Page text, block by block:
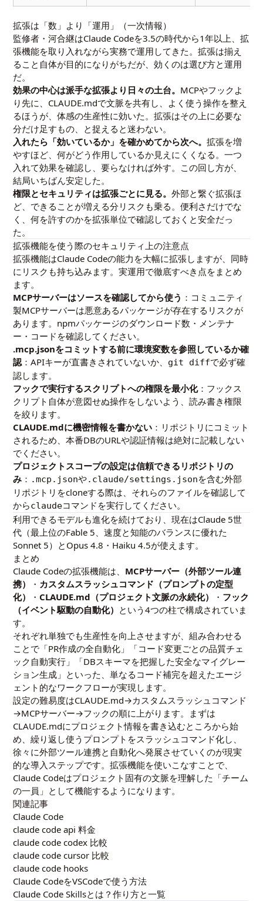
拡張は「数」より「運用」（一次情報）
監修者・河合継はClaude Codeを3.5の時代から1年以上、拡
張機能を取り入れながら実務で運用してきた。拡張は揃え
ること自体が目的になりがちだが、効くのは選び方と運用
だ。
効果の中心は派手な拡張より日々の土台。 MCPやフックよ
り先に、CLAUDE.mdで文脈を共有し、よく使う操作を整え
るほうが、体感の生産性に効いた。拡張はその上に必要な
分だけ足すもの、と捉えると迷わない。
入れたら「効いているか」を確かめてから次へ。拡張を増
やすほど、何がどう作用しているか見えにくくなる。一つ
入れて効果を確認し、要らなければ外す。この回し方が、
結局いちばん安定した。
権限とセキュリティは拡張ごとに見る。外部と繋ぐ拡張ほ
ど、できることが増える分リスクも乗る。便利さだけでな
く、何を許すのかを拡張単位で確認しておくと安全だっ
た。
拡張機能を使う際のセキュリティ上の注意点
拡張機能はClaude Codeの能力を大幅に拡張しますが、同時
にリスクも持ち込みます。実運用で徹底すべき点をまとめ
ます。
MCPサーバーはソースを確認してから使う ：コミュニティ
製MCPサーバーは悪意あるパッケージが存在するリスクが
あります。npmパッケージのダウンロード数・メンテナ
ー・コードを確認してください。
.mcp.jsonをコミットする前に環境変数を参照しているか確
認：APIキーが直書きされていないか、 git diffで必ず確
認します。
フックで実行するスクリプトへの権限を最小化：フックス
クリプト自体が意図せぬ操作をしないよう、読み書き権限
を絞ります。
CLAUDE.mdに機密情報を書かない ：リポジトリにコミット
されるため、本番DBのURLや認証情報は絶対に記載しない
でください。
プロジェクトスコープの設定は信頼できるリポジトリの
み ： .mcp.jsonや.claude/settings.jsonを含む外部
リポジトリをcloneする際は、それらのファイルを確認して
からclaudeコマンドを実行してください。
利用できるモデルも進化を続けており、現在はClaude 5世
代（最上位のFable 5、速度と知能のバランスに優れた
Sonnet 5）とOpus 4.8・Haiku 4.5が使えます。
まとめ
Claude Codeの拡張機能は、 MCPサーバー（外部ツール連
携）
・ カスタムスラッシュコマンド（プロンプトの定型
化）
・ CLAUDE.md（プロジェクト文脈の永続化） ・ フック
（イベント駆動の自動化） という4つの柱で構成されていま
す。
それぞれ単独でも生産性を向上させますが、組み合わせる
ことで「PR作成の全自動化」「コード変更ごとの品質チェ
ック自動実行」「DBスキーマを把握した安全なマイグレー
ション生成」といった、単なるコード補完を超えたエージ
ェント的なワークフローが実現します。
設定の難易度はCLAUDE.md→カスタムスラッシュコマンド
→MCPサーバー→フックの順に上がります。まずは
CLAUDE.mdにプロジェクト情報を書き込むところから始
め、繰り返し使うプロンプトをスラッシュコマンド化し、
徐々に外部ツール連携と自動化へ発展させていくのが現実
的な導入ステップです。拡張機能を使いこなすことで、
Claude Codeはプロジェクト固有の文脈を理解した「チーム
の一員」として機能するようになります。
関連記事
Claude Code
claude code api 料金
claude code codex 比較
claude code cursor 比較
claude code hooks
Claude CodeをVSCodeで使う方法
Claude Code Skillsとは？作り方と一覧